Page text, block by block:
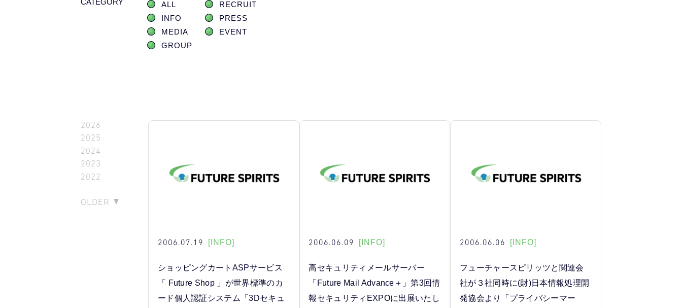
CATEGORY ALL
RECRUIT
INFO
PRESS
MEDIA
EVENT
GROUP
2026
2025
2024
2023
2022
OLDER
2006.07.19 [INFO]
ショッピングカートASPサービス
「 Future Shop 」が世界標準のカ
ード個人認証システム「3Dセキュ
2006.06.09 [INFO]
高セキュリティメールサーバー
「Future Mail Advance＋」第3回情
報セキュリティEXPOに出展いたし
2006.06.06 [INFO]
フューチャースピリッツと関連会
社が３社同時に(財)日本情報処理開
発協会より「プライバシーマー